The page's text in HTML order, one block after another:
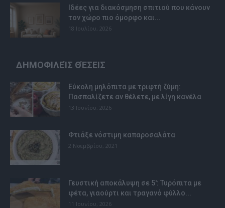
Ιδέες για διακόσμηση σπιτιού που κάνουν
τον χώρο πιο όμορφο και...
18 Ιουλίου, 2026
ΔΗΜΟΦΙΛΕΊΣ ΘΈΣΕΙΣ
Εύκολη μηλόπιτα με τριφτή ζύμη:
Πασπαλίζετε αν θέλετε, με λίγη κανέλα
13 Ιουνίου, 2026
Φτιάξε νόστιμη καπαροσαλάτα
2 Νοεμβρίου, 2021
Γευστική αποκάλυψη σε 5′: Τυρόπιτα με
φέτα, γιαούρτι και τραγανό φύλλο...
11 Ιουνίου, 2026